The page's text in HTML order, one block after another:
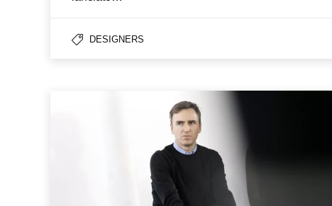
DESIGNERS